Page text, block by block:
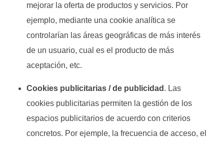
mejorar la oferta de productos y servicios. Por
ejemplo, mediante una cookie analítica se
controlarían las áreas geográficas de más interés
de un usuario, cual es el producto de más
aceptación, etc.
Cookies publicitarias / de publicidad . Las
cookies publicitarias permiten la gestión de los
espacios publicitarios de acuerdo con criterios
concretos. Por ejemple, la frecuencia de acceso, el